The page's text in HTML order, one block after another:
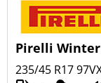
Pirelli
235/45 R1797V